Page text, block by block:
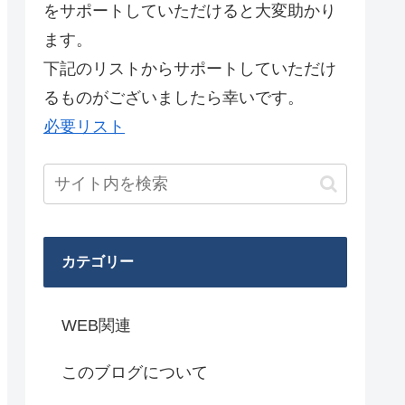
をサポートしていただけると大変助かり
ます。
下記のリストからサポートしていただけ
るものがございましたら幸いです。
必要リスト
カテゴリー
WEB関連
このブログについて